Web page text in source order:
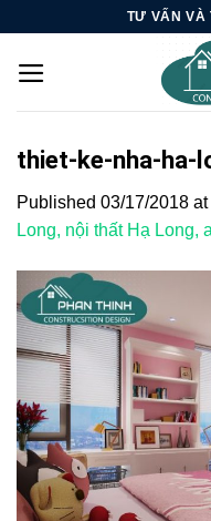
content
TƯ VẤN VÀ
thiet-ke-nha-ha-
Published 03/17/2018 at
Long, nội thất Hạ Long,